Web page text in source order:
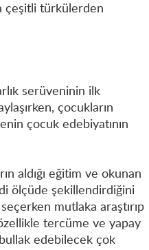
çeşitli türkülerden
serüveninin ilk
çocukların
çocuk edebiyatının
aldığı eğitim ve okunan
ölçüde şekillendirdiğini
mutlaka araştırıp
tercüme ve yapay
bullak edebilecek çok